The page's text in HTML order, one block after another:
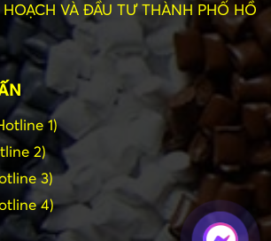
HOẠCH VÀ ĐẦU TƯ THÀNH PHỐ HỒ
1)
2)
3)
4)